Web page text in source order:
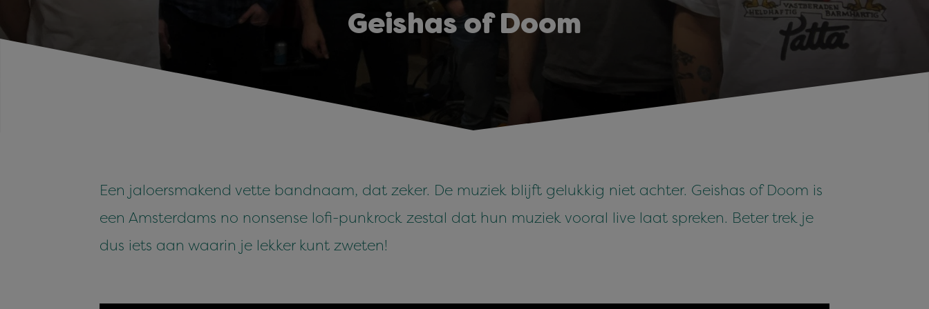
Geishas of Doom
Een jaloersmakend vette bandnaam, dat zeker. De muziek blijft gelukkig niet achter. Geishas of Doom is
een Amsterdams no nonsense lofi-punkrock zestal dat hun muziek vooral live laat spreken. Beter trek je
dus iets aan waarin je lekker kunt zweten!